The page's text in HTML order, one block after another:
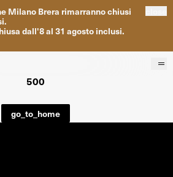
Milano Brera rimarrannochiusi
.
dall'8al 31 agosto inclusi.
500
go_to_home